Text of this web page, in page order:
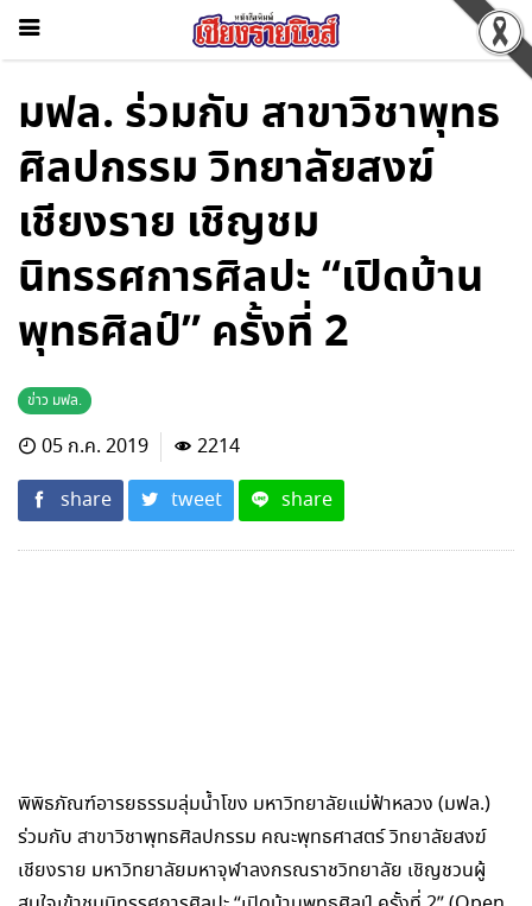
มฟล. ร่วมกับ สาขาวิชาพุทธ
ศิลปกรรม วิทยาลัยสงฆ์
เชียงราย เชิญชม
นิทรรศการศิลปะ “เปิดบ้าน
พุทธศิลป์” ครั้งที่ 2
ข่าว มฟล.
05 ก.ค. 2019
2214
share
tweet share
พิพิธภัณฑ์อารยธรรมลุ่มน้ำโขง มหาวิทยาลัยแม่ฟ้าหลวง (มฟล.)
ร่วมกับ สาขาวิชาพุทธศิลปกรรม คณะพุทธศาสตร์ วิทยาลัยสงฆ์
เชียงราย มหาวิทยาลัยมหาจุฬาลงกรณราชวิทยาลัย เชิญชวนผู้